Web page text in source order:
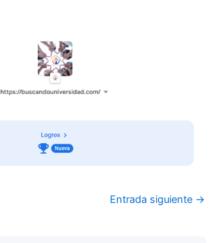
Entrada siguiente →